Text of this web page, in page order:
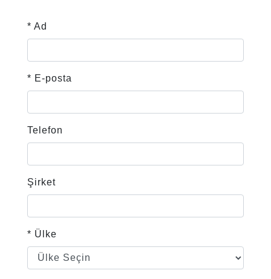
* Ad
* E-posta
Telefon
Şirket
* Ülke